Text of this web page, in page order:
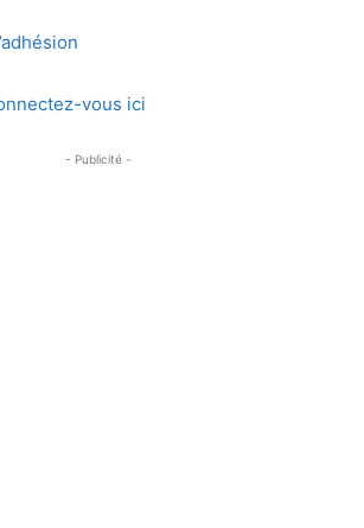
vous ici
- Publicité -